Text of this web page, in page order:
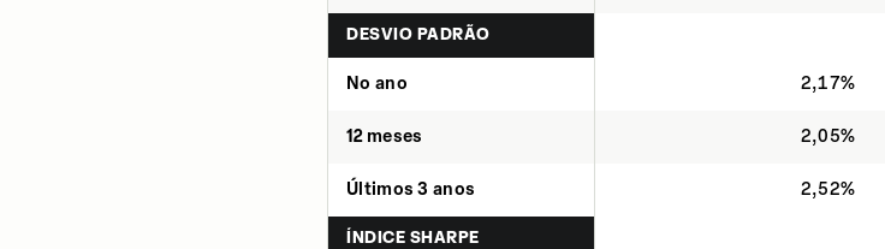
DESVIO PADRÃO
No ano 2,17%
12 meses 2,05%
Últimos 3 anos 2,52%
ÍNDICE SHARPE